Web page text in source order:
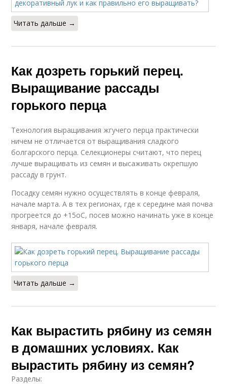
Читать дальше →
Как дозреть горький перец.
Выращивание рассады
горького перца
Технология выращивания жгучего перца практически
ничем не отличается от выращивания сладкого
болгарского перца. Селекционеры считают, что перец
лучше выращивать из семян и высаживать окрепшую
рассаду в грунт.
Посадку семян нужно осуществлять в конце февраля,
начале марта. А в тех регионах, где к середине мая почва
прогреется до +15оС, посев можно начинать уже в конце
января, начале февраля.
Читать дальше →
Как вырастить рябину из семян
в домашних условиях. Как
вырастить рябину из семян?
Разделы: